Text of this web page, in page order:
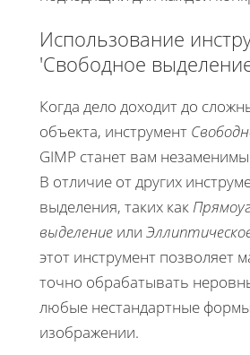
Использование
'Свободное
Когда дело доходит до
объекта, инструмент
GIMP станет вам
В отличие от других
выделения, таких как
выделение или
этот инструмент позволяет
точно обрабатывать
любые нестандартные
изображении.